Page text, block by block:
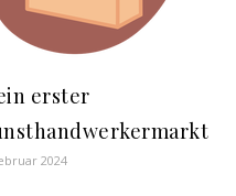
erster
2024